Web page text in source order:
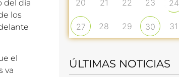
del día
los
el
va
20 21 22 23 24
27 28 29 30 31
ÚLTIMAS NOTICIAS